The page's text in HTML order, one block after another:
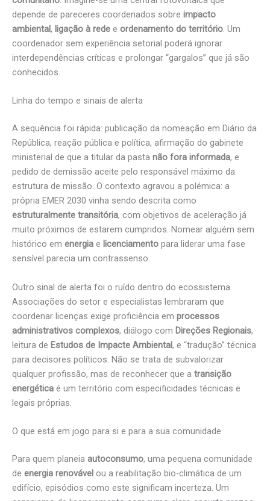
depende de pareceres coordenados sobre impacto
ambiental, ligação à rede e ordenamento do território. Um
coordenador sem experiência setorial poderá ignorar
interdependências críticas e prolongar “gargalos” que já são
conhecidos.
Linha do tempo e sinais de alerta
A sequência foi rápida: publicação da nomeação em Diário da
República, reação pública e política, afirmação do gabinete
ministerial de que a titular da pasta não fora informada, e
pedido de demissão aceite pelo responsável máximo da
estrutura de missão. O contexto agravou a polémica: a
própria EMER 2030 vinha sendo descrita como
estruturalmente transitória, com objetivos de aceleração já
muito próximos de estarem cumpridos. Nomear alguém sem
histórico em energia e licenciamento para liderar uma fase
sensível parecia um contrassenso.
Outro sinal de alerta foi o ruído dentro do ecossistema.
Associações do setor e especialistas lembraram que
coordenar licenças exige proficiência em processos
administrativos complexos, diálogo com Direções Regionais,
leitura de Estudos de Impacte Ambiental, e “tradução” técnica
para decisores políticos. Não se trata de subvalorizar
qualquer profissão, mas de reconhecer que a transição
energética é um território com especificidades técnicas e
legais próprias.
O que está em jogo para si e para a sua comunidade
Para quem planeia autoconsumo, uma pequena comunidade
de energia renovável ou a reabilitação bio-climática de um
edifício, episódios como este significam incerteza. Um